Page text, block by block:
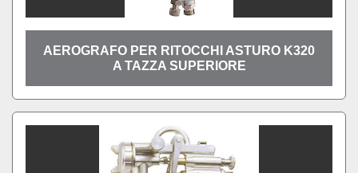
AEROGRAFO PER RITOCCHI ASTURO K320
A TAZZA SUPERIORE